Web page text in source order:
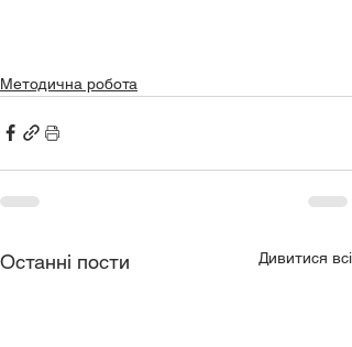
Методична робота
Останні пости Дивитися всі